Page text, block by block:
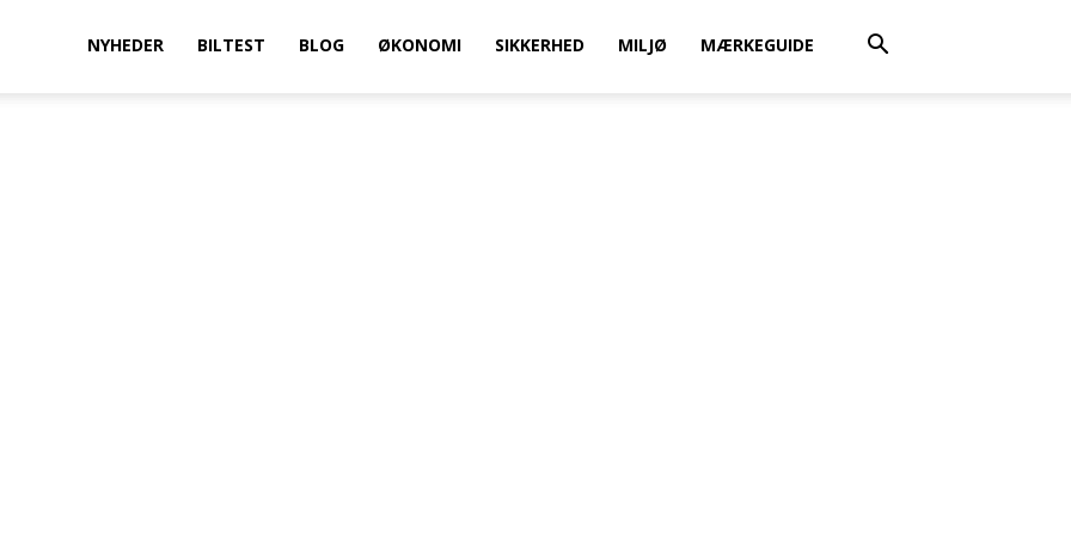
NYHEDER BILTEST BLOG ØKONOMI SIKKERHED MILJØ MÆRKEGUIDE